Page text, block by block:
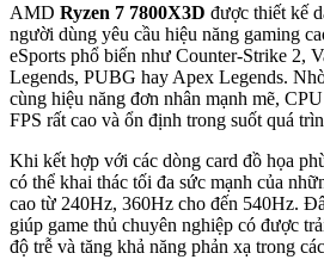
AMD Ryzen 7 7800X3D được thiết kế
người dùng yêu cầu hiệu năng gaming
eSports phổ biến như Counter-Strike 2,
Legends, PUBG hay Apex Legends.
cùng hiệu năng đơn nhân mạnh mẽ,
FPS rất cao và ổn định trong suốt quá
Khi kết hợp với các dòng card đồ họa
có thể khai thác tối đa sức mạnh của
cao từ 240Hz, 360Hz cho đến 540Hz.
giúp game thủ chuyên nghiệp có được
độ trễ và tăng khả năng phản xạ trong